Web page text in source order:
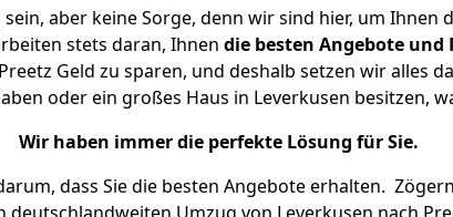
aber keine Sorge, denn wir sind hier, um Ihnen
stets daran, Ihnen die besten Angebote und
Geld zu sparen, und deshalb setzen wir alles
oder ein großes Haus in Leverkusen besitzen,
Wir haben immer die perfekte Lösung für Sie.
dass Sie die besten Angebote erhalten.